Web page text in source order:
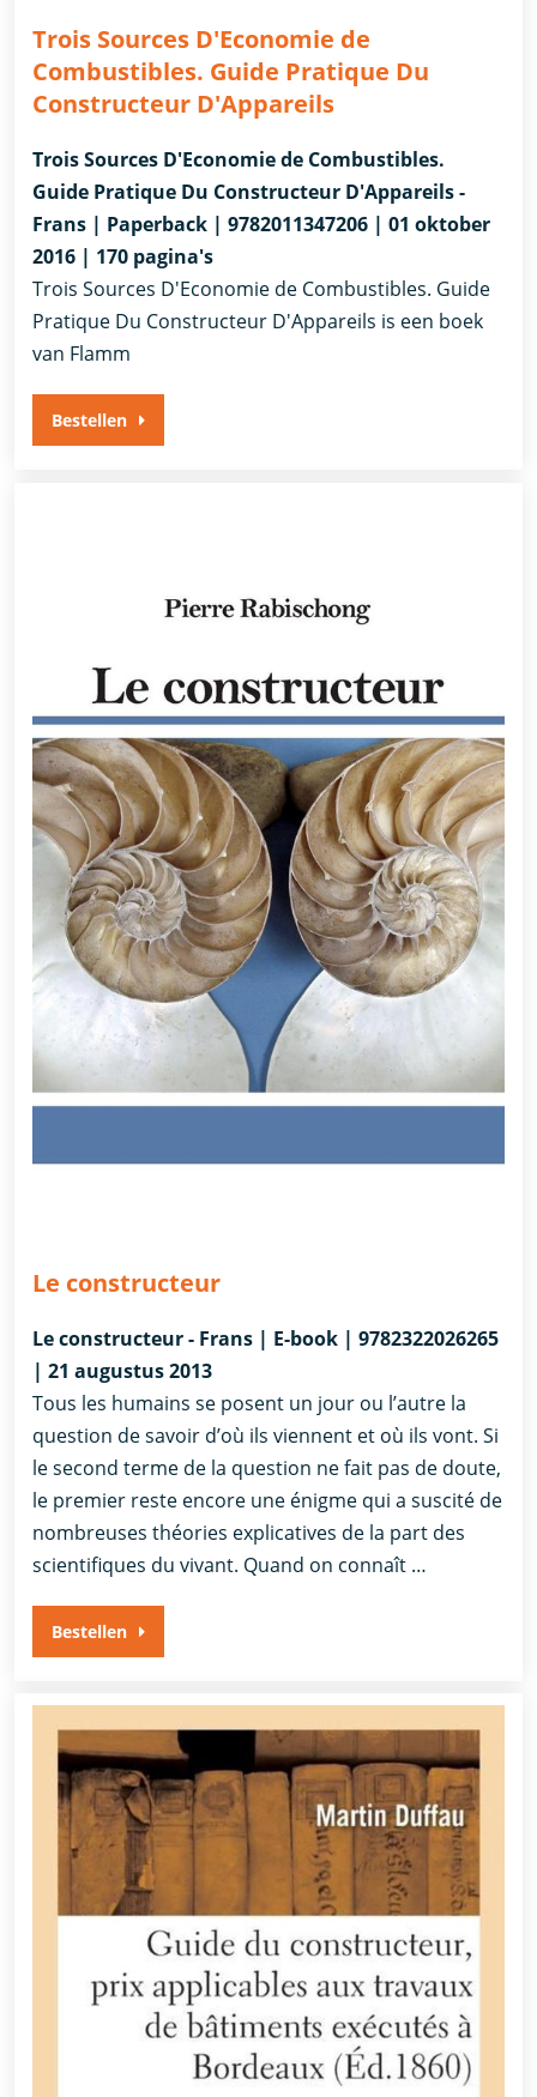
Trois Sources D'Economie de
Combustibles. Guide Pratique Du
Constructeur D'Appareils
Trois Sources D'Economie de Combustibles.
Guide Pratique Du Constructeur D'Appareils -
Frans | Paperback | 9782011347206 | 01 oktober
2016 | 170 pagina's
Trois Sources D'Economie de Combustibles. Guide
Pratique Du Constructeur D'Appareils is een boek
van Flamm
Bestellen
Le constructeur
Le constructeur - Frans | E-book | 9782322026265
| 21 augustus 2013
Tous les humains se posent un jour ou l’autre la
question de savoir d’où ils viennent et où ils vont. Si
le second terme de la question ne fait pas de doute,
le premier reste encore une énigme qui a suscité de
nombreuses théories explicatives de la part des
scientifiques du vivant. Quand on connaît …
Bestellen